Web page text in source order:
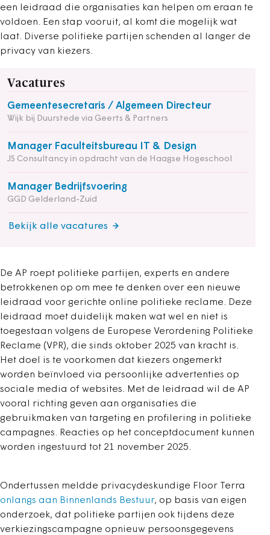
een leidraad die organisaties kan helpen om eraan te
voldoen. Een stap vooruit, al komt die mogelijk wat
laat. Diverse politieke partijen schenden al langer de
privacy van kiezers.
Vacatures
Gemeentesecretaris / Algemeen Directeur
Wijk bij Duurstede via Geerts & Partners
Manager Faculteitsbureau IT & Design
JS Consultancy in opdracht van de Haagse Hogeschool
Manager Bedrijfsvoering
GGD Gelderland-Zuid
Bekijk alle vacatures
De AP roept politieke partijen, experts en andere
betrokkenen op om mee te denken over een nieuwe
leidraad voor gerichte online politieke reclame. Deze
leidraad moet duidelijk maken wat wel en niet is
toegestaan volgens de Europese Verordening Politieke
Reclame (VPR), die sinds oktober 2025 van kracht is.
Het doel is te voorkomen dat kiezers ongemerkt
worden beïnvloed via persoonlijke advertenties op
sociale media of websites. Met de leidraad wil de AP
vooral richting geven aan organisaties die
gebruikmaken van targeting en profilering in politieke
campagnes. Reacties op het conceptdocument kunnen
worden ingestuurd tot 21 november 2025.
Ondertussen meldde privacydeskundige Floor Terra
onlangs aan Binnenlands Bestuur, op basis van eigen
onderzoek, dat politieke partijen ook tijdens deze
verkiezingscampagne opnieuw persoonsgegevens